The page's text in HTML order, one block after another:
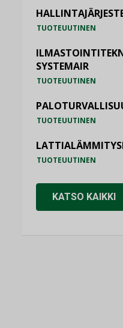
TUOTEUUTINEN
SYSTEMAIR
TUOTEUUTINEN
TUOTEUUTINEN
TUOTEUUTINEN
KATSO KAIKKI